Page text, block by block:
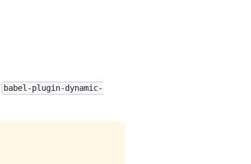
babel-plugin-dynamic-